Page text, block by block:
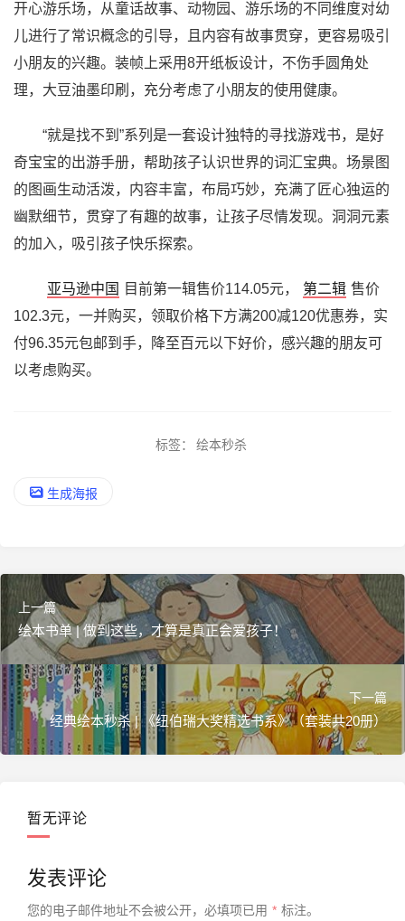
开心游乐场，从童话故事、动物园、游乐场的不同维度对幼
儿进行了常识概念的引导，且内容有故事贯穿，更容易吸引
小朋友的兴趣。装帧上采用8开纸板设计，不伤手圆角处
理，大豆油墨印刷，充分考虑了小朋友的使用健康。
“就是找不到”系列是一套设计独特的寻找游戏书，是好
奇宝宝的出游手册，帮助孩子认识世界的词汇宝典。场景图
的图画生动活泼，内容丰富，布局巧妙，充满了匠心独运的
幽默细节，贯穿了有趣的故事，让孩子尽情发现。洞洞元素
的加入，吸引孩子快乐探索。
亚马逊中国 目前第一辑售价114.05元， 第二辑 售价
102.3元，一并购买，领取价格下方满200减120优惠券，实
付96.35元包邮到手，降至百元以下好价，感兴趣的朋友可
以考虑购买。
标签： 绘本秒杀
生成海报
上一篇
绘本书单 | 做到这些，才算是真正会爱孩子！
下一篇
经典绘本秒杀 | 《纽伯瑞大奖精选书系》（套装共20册）
暂无评论
发表评论
您的电子邮件地址不会被公开， 必填项已用 * 标注。